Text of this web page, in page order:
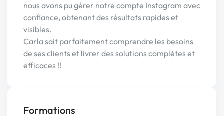
nous avons pu gérer notre compte Instagram avec
confiance, obtenant des résultats rapides et
visibles.
Carla sait parfaitement comprendre les besoins
de ses clients et livrer des solutions complètes et
efficaces !!
Formations